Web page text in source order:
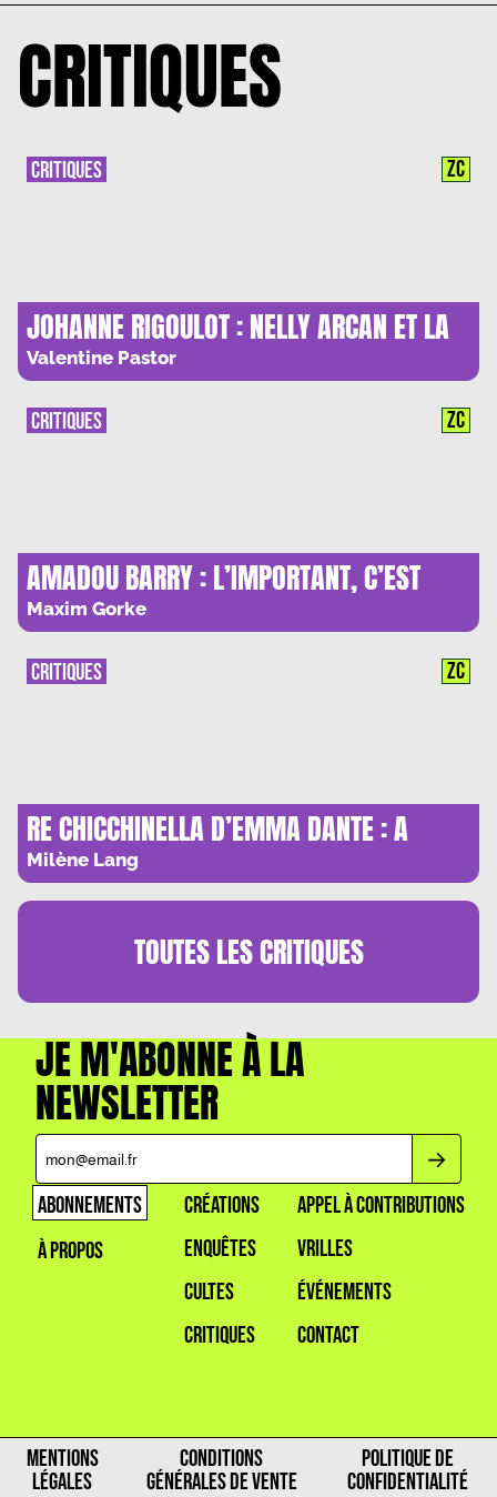
CRITIQUES
JOHANNE RIGOULOT : NELLY ARCAN ET LA
BANALITE DU MALE
Valentine Pastor
CRITIQUES ZC
AMADOU BARRY : L’IMPORTANT, C’EST
L’ATTERRISSAGE
Maxim Gorke
CRITIQUES ZC
RE CHICCHINELLA D’EMMA DANTE : A
L’ANIMAL QUI SOMMEILLE EN NOUS
Milène Lang
CRITIQUES ZC
TOUTES LESCRITIQUES
JE M'ABONNE À LA
NEWSLETTER
ABONNEMENTS
À PROPOS
CRÉATIONS
ENQUÊTES
CULTES
CRITIQUES
APPEL À CONTRIBUTIONS
VRILLES
ÉVÉNEMENTS
CONTACT
MENTIONS
LÉGALES
CONDITIONS
GÉNÉRALES DE VENTE
POLITIQUE DE
CONFIDENTIALITÉ